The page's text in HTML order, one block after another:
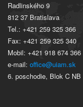
Radlinského 9
812 37 Bratislava
Tel.: +421 259 325 366
Fax: +421 259 325 340
Mobil: +421 918 674 366
e-mail: office@uiam.sk
6. poschodie, Blok C NB